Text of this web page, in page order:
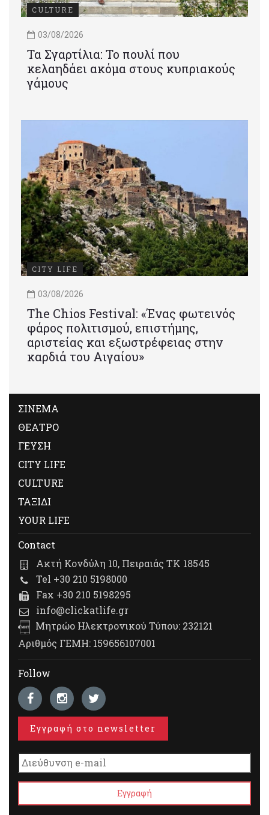
CULTURE
03/08/2026
Τα Σγαρτίλια: Το πουλί που
κελαηδάει ακόμα στους κυπριακούς
γάμους
CITY LIFE
03/08/2026
Τhe Chios Festival: «Ένας φωτεινός
φάρος πολιτισμού, επιστήμης,
αριστείας και εξωστρέφειας στην
καρδιά του Αιγαίου»
ΣΙΝΕΜΑ
ΘΕΑΤΡΟ
ΓΕΥΣΗ
CITY LIFE
CULTURE
ΤΑΞΙΔΙ
YOUR LIFE
Contact
Ακτή Κονδύλη 10, Πειραιάς ΤΚ 18545
Tel +30 210 5198000
Fax +30 210 5198295
info@clickatlife.gr
Μητρώο Ηλεκτρονικού Τύπου: 232121
Αριθμός ΓΕΜΗ: 159656107001
Follow
Εγγραφή στο newsletter